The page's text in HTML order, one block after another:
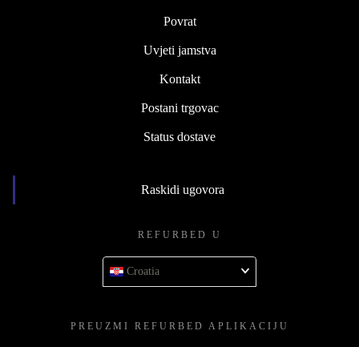
Povrat
Uvjeti jamstva
Kontakt
Postani trgovac
Status dostave
Raskidi ugovora
REFURBED U
Croatia
PREUZMI REFURBED APLIKACIJU